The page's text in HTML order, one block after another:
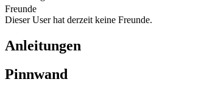
Freunde
Dieser User hat derzeit keine Freunde.
Anleitungen
Pinnwand